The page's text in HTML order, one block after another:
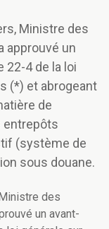
Ministre des
approuvé un
22-4 de la loi
(*) et abrogeant
de
entrepôts
(système de
sous douane.
des
un avant-